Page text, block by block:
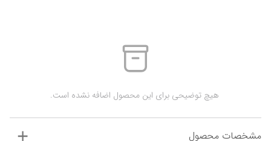
مشخصات محصول